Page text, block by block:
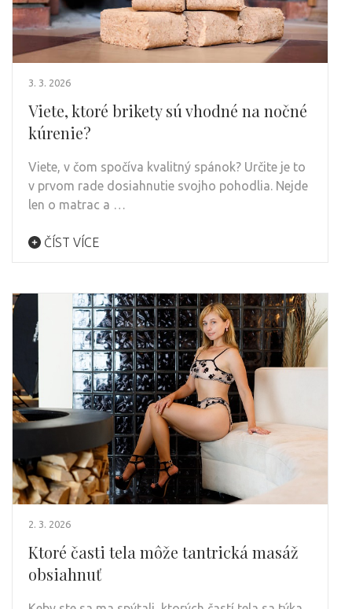
3. 3. 2026
Viete, ktoré brikety sú vhodné na nočné
kúrenie?
Viete, v čom spočíva kvalitný spánok? Určite je to
v prvom rade dosiahnutie svojho pohodlia. Nejde
len o matrac a …
ČÍST VÍCE
2. 3. 2026
Ktoré časti tela môže tantrická masáž
obsiahnuť